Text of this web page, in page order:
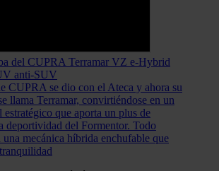
del CUPRA Terramar VZ e-Hybrid
anti-SUV
CUPRA se dio con el Ateca y ahora su
llama Terramar, convirtiéndose en un
estratégico que aporta un plus de
deportividad del Formentor. Todo
una mecánica híbrida enchufable que